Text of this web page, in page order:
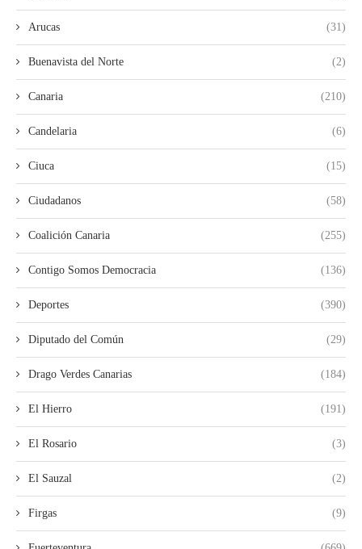
Arucas (31)
Buenavista del Norte (2)
Canaria (210)
Candelaria (6)
Ciuca (15)
Ciudadanos (58)
Coalición Canaria (255)
Contigo Somos Democracia (136)
Deportes (390)
Diputado del Común (29)
Drago Verdes Canarias (184)
El Hierro (191)
El Rosario (3)
El Sauzal (2)
Firgas (9)